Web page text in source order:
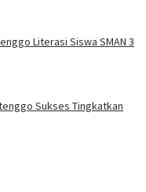
Literasi Siswa SMAN 3
Sukses Tingkatkan